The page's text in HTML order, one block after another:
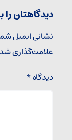
دیدگاهتان را
نشانی ایمیل
علامت‌گذاری
دیدگاه*